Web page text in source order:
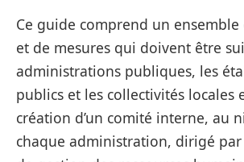
Ce guide comprend un
et de mesures qui doivent être
administrations publiques, les
publics et les collectivités locales
création d’un comité interne, au
chaque administration, dirigé